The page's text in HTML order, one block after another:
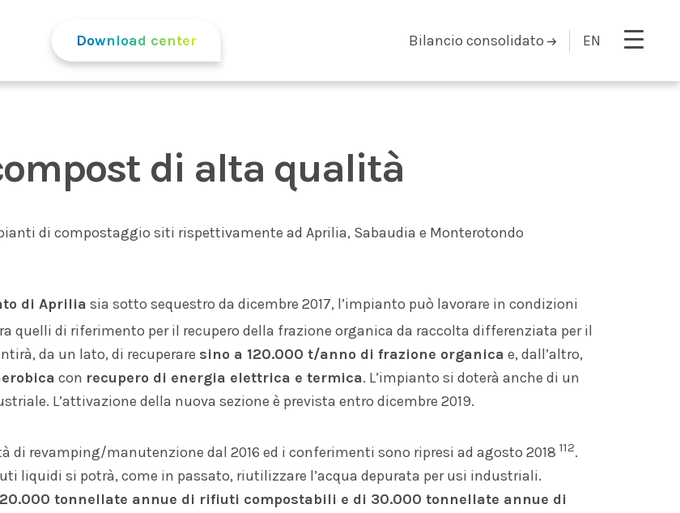
Download center Bilancio consolidato EN
di alta qualità
di compostaggio siti rispettivamente ad Aprilia, Sabaudia e Monterotondo
di Aprilia sia sotto sequestro da dicembre 2017, l’impianto può lavorare in condizioni
quelli di riferimento per il recupero della frazione organica da raccolta differenziata per il
da un lato, di recuperare sino a 120.000 t/anno di frazione organica e, dall’altro,
con recupero di energia elettrica e termica. L’impianto si doterà anche di un
L’attivazione della nuova sezione è prevista entro dicembre 2019.
di revamping/manutenzione dal 2016 ed i conferimenti sono ripresi ad agosto 2018 112.
liquidi si potrà, come in passato, riutilizzare l’acqua depurata per usi industriali.
20.000 tonnellate annue di rifiuti compostabili e di 30.000 tonnellate annue di